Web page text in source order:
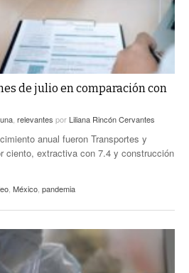
de julio en comparación con
relevantes por Liliana Rincón Cervantes
anual fueron Transportes y
ciento, extractiva con 7.4 y construcción
México pandemia